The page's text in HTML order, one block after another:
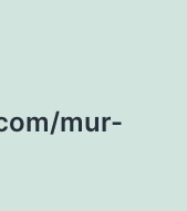
mur-